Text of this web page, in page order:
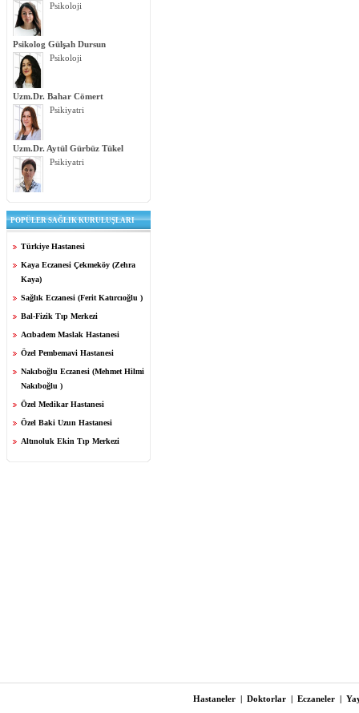
Psikoloji
Psikolog Gülşah Dursun
Psikoloji
Uzm.Dr. Bahar Cömert
Psikiyatri
Uzm.Dr. Aytül Gürbüz Tükel
Psikiyatri
POPÜLER SAĞLIK KURULUŞLARI
Türkiye Hastanesi
Kaya Eczanesi Çekmeköy (Zehra
Kaya)
Sağlık Eczanesi (Ferit Katırcıoğlu )
Bal-Fizik Tıp Merkezi
Acıbadem Maslak Hastanesi
Özel Pembemavi Hastanesi
Nakıboğlu Eczanesi (Mehmet Hilmi
Nakıboğlu )
Özel Medikar Hastanesi
Özel Baki Uzun Hastanesi
Altınoluk Ekin Tıp Merkezi
Hastaneler | Doktorlar | Eczaneler |